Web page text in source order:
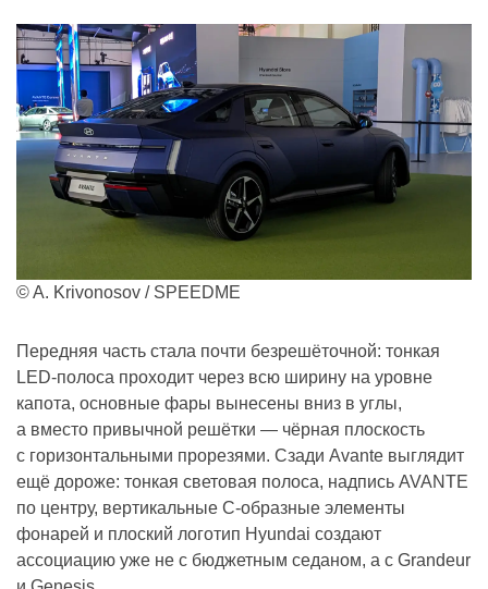
© A. Krivonosov / SPEEDME
Передняя часть стала почти безрешёточной: тонкая
LED-полоса проходит через всю ширину на уровне
капота, основные фары вынесены вниз в углы,
а вместо привычной решётки — чёрная плоскость
с горизонтальными прорезями. Сзади Avante выглядит
ещё дороже: тонкая световая полоса, надпись AVANTE
по центру, вертикальные С-образные элементы
фонарей и плоский логотип Hyundai создают
ассоциацию уже не с бюджетным седаном, а с Grandeur